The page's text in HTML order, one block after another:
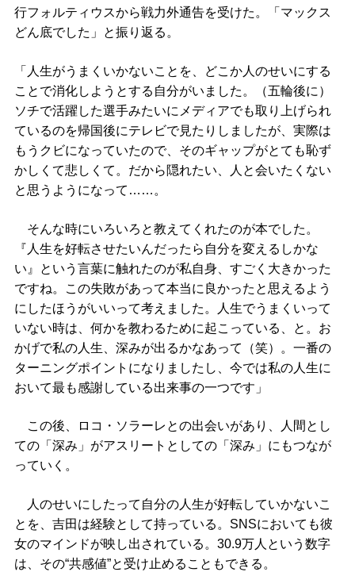
行フォルティウスから戦力外通告を受けた。「マックス
どん底でした」と振り返る。
「人生がうまくいかないことを、どこか人のせいにする
ことで消化しようとする自分がいました。（五輪後に）
ソチで活躍した選手みたいにメディアでも取り上げられ
ているのを帰国後にテレビで見たりしましたが、実際は
もうクビになっていたので、そのギャップがとても恥ず
かしくて悲しくて。だから隠れたい、人と会いたくない
と思うようになって……。
そんな時にいろいろと教えてくれたのが本でした。
『人生を好転させたいんだったら自分を変えるしかな
い』という言葉に触れたのが私自身、すごく大きかった
ですね。この失敗があって本当に良かったと思えるよう
にしたほうがいいって考えました。人生でうまくいって
いない時は、何かを教わるために起こっている、と。お
かげで私の人生、深みが出るかなあって（笑）。一番の
ターニングポイントになりましたし、今では私の人生に
おいて最も感謝している出来事の一つです」
この後、ロコ・ソラーレとの出会いがあり、人間とし
ての「深み」がアスリートとしての「深み」にもつなが
っていく。
人のせいにしたって自分の人生が好転していかないこ
とを、吉田は経験として持っている。SNSにおいても彼
女のマインドが映し出されている。30.9万人という数字
は、その“共感値”と受け止めることもできる。